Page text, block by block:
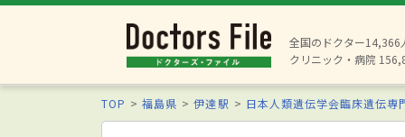
全国のドクター14,366
クリニック・病院
TOP 福島県 伊達駅 日本人類遺伝学会臨床遺伝専